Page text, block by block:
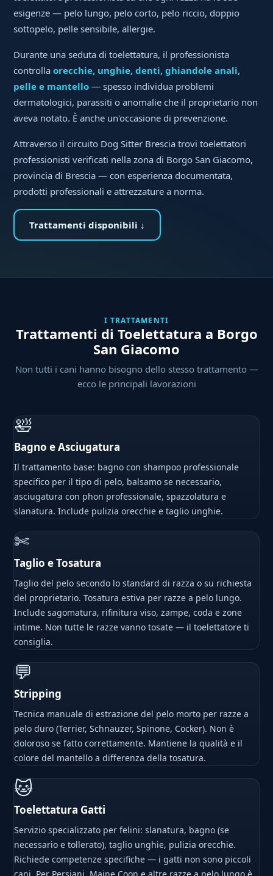
esigenze — pelo lungo, pelo corto, pelo riccio, doppio
sottopelo, pelle sensibile, allergie.
Durante una seduta di toelettatura, il professionista
controllaorecchie, unghie, denti, ghiandole anali,
pelle e mantello — spesso individua problemi
dermatologici, parassiti o anomalie che il proprietario non
aveva notato. È anche un'occasione di prevenzione.
Attraverso il circuito Dog Sitter Brescia trovi toelettatori
professionisti verificati nella zona di Borgo San Giacomo,
provincia di Brescia — con esperienza documentata,
prodotti professionali e attrezzature a norma.
Trattamenti disponibili ↓
I TRATTAMENTI
Trattamenti di Toelettatura a Borgo
San Giacomo
Non tutti i cani hanno bisogno dello stesso trattamento —
ecco le principali lavorazioni
🛀
Bagno e Asciugatura
Il trattamento base: bagno con shampoo professionale
specifico per il tipo di pelo, balsamo se necessario,
asciugatura con phon professionale, spazzolatura e
slanatura. Include pulizia orecchie e taglio unghie.
✄
Taglio e Tosatura
Taglio del pelo secondo lo standard di razza o su richiesta
del proprietario. Tosatura estiva per razze a pelo lungo.
Include sagomatura, rifinitura viso, zampe, coda e zone
intime. Non tutte le razze vanno tosate — il toelettatore ti
consiglia.
💬
Stripping
Tecnica manuale di estrazione del pelo morto per razze a
pelo duro (Terrier, Schnauzer, Spinone, Cocker). Non è
doloroso se fatto correttamente. Mantiene la qualità e il
colore del mantello a differenza della tosatura.
🐱
Toelettatura Gatti
Servizio specializzato per felini: slanatura, bagno (se
necessario e tollerato), taglio unghie, pulizia orecchie.
Richiede competenze specifiche — i gatti non sono piccoli
cani. Per Persiani, Maine Coon e altre razze a pelo lungo è